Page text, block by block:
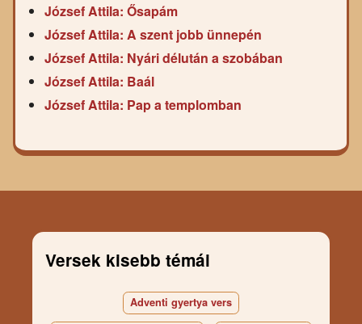
József Attila: Ősapám
József Attila: A szent jobb ünnepén
József Attila: Nyári délután a szobában
József Attila: Baál
József Attila: Pap a templomban
Versek kisebb témái
Adventi gyertya vers